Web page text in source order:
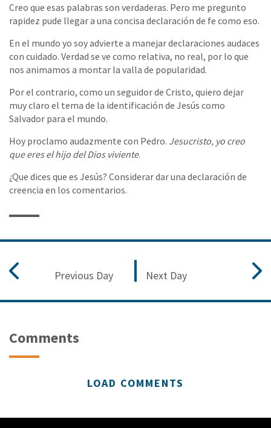
Creo que esas palabras son verdaderas. Pero me pregunto
rapidez pude llegar a una concisa declaración de fe como eso.
En el mundo yo soy advierte a manejar declaraciones audaces
con cuidado. Verdad se ve como relativa, no real, por lo que
nos animamos a montar la valla de popularidad.
Por el contrario, como un seguidor de Cristo, quiero dejar
muy claro el tema de la identificación de Jesús como
Salvador para el mundo.
Hoy proclamo audazmente con Pedro. Jesucristo, yo creo
que eres el hijo del Dios viviente.
¿Que dices que es Jesús? Considerar dar una declaración de
creencia en los comentarios.
Previous Day Next Day
Comments
LOAD COMMENTS